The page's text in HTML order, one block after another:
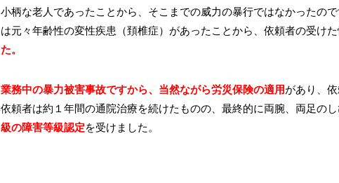
小柄な老人であったことから、そこまでの威力の暴行ではなかったの
は元々年齢性の変性疾患（頚椎症）があったことから、依頼者の受け
た。
業務中の暴力被害事故ですから、当然ながら労災保険の適用があり、
依頼者は約１年間の通院治療を続けたものの、最終的に両腕、両足の
級の障害等級認定を受けました。